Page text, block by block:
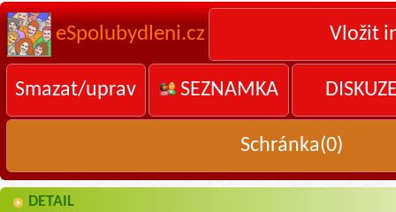
eSpolubydleni.cz Vložit
Smazat/uprav SEZNAMKA
Schránka(0)
DETAIL